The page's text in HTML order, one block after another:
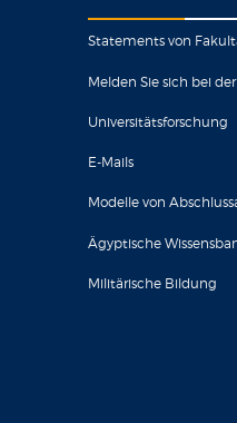
Statements von
Melden Sie sich bei
Universitätsforschung
E-Mails
Modelle von
Ägyptische
Militärische Bildung